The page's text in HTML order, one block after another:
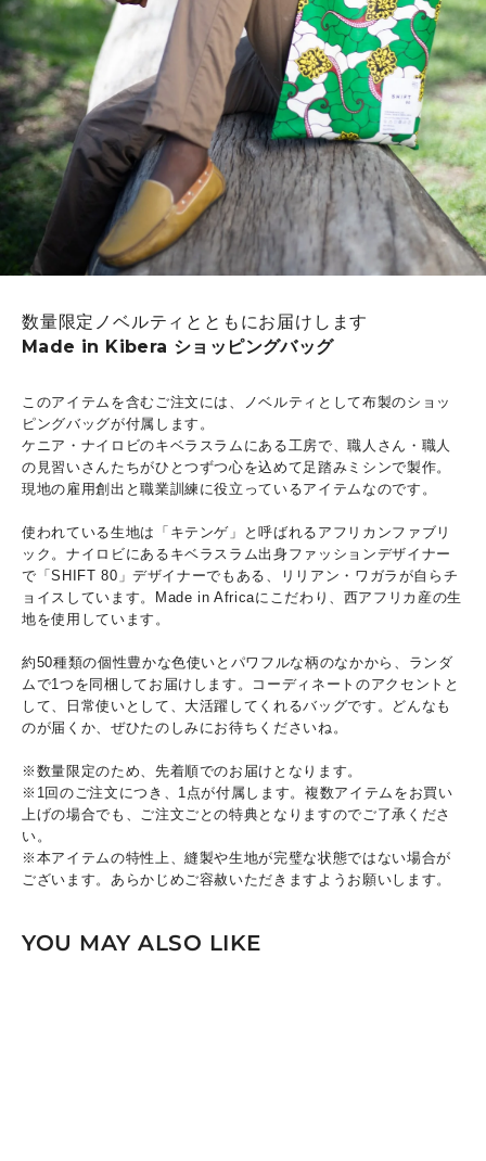
数量限定ノベルティとともにお届けします
Made in Kibera ショッピングバッグ
このアイテムを含むご注文には、ノベルティとして布製のショッ
ピングバッグが付属します。
ケニア・ナイロビのキベラスラムにある工房で、職人さん・職人
の見習いさんたちがひとつずつ心を込めて足踏みミシンで製作。
現地の雇用創出と職業訓練に役立っているアイテムなのです。
使われている生地は「キテンゲ」と呼ばれるアフリカンファブリ
ック。ナイロビにあるキベラスラム出身ファッションデザイナー
で「SHIFT 80」デザイナーでもある、リリアン・ワガラが自らチ
ョイスしています。Made in Africaにこだわり、西アフリカ産の生
地を使用しています。
約50種類の個性豊かな色使いとパワフルな柄のなかから、ランダ
ムで1つを同梱してお届けします。コーディネートのアクセントと
して、日常使いとして、大活躍してくれるバッグです。どんなも
のが届くか、ぜひたのしみにお待ちくださいね。
※数量限定のため、先着順でのお届けとなります。
※1回のご注文につき、1点が付属します。複数アイテムをお買い
上げの場合でも、ご注文ごとの特典となりますのでご了承くださ
い。
※本アイテムの特性上、縫製や生地が完璧な状態ではない場合が
ございます。あらかじめご容赦いただきますようお願いします。
YOU MAY ALSO LIKE